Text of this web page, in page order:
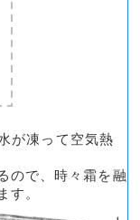
が凍って空気熱
ので、時々霜を融
す。